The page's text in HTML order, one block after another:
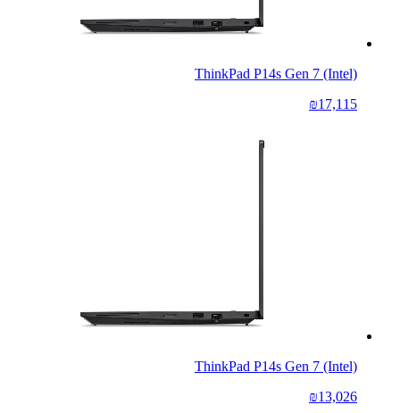
ThinkPad P14s Gen 7 (Intel)
₪17,115
ThinkPad P14s Gen 7 (Intel)
₪13,026